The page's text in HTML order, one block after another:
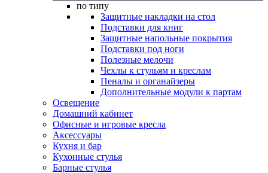
по типу
Защитные накладки на стол
Подставки для книг
Защитные напольные покрытия
Подставки под ноги
Полезные мелочи
Чехлы к стульям и креслам
Пеналы и органайзеры
Дополнительные модули к партам
Освещение
Домашний кабинет
Офисные и игровые кресла
Аксессуары
Кухня и бар
Кухонные стулья
Барные стулья